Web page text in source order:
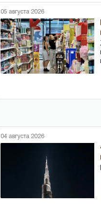
05 августа 2026
04 августа 2026